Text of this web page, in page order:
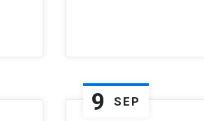
9 SEP